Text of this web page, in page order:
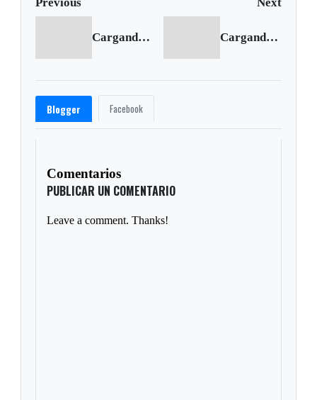
Cargando anterior... Cargando siguiente...
Blogger Facebook
Comentarios
PUBLICAR UN COMENTARIO
Leave a comment. Thanks!